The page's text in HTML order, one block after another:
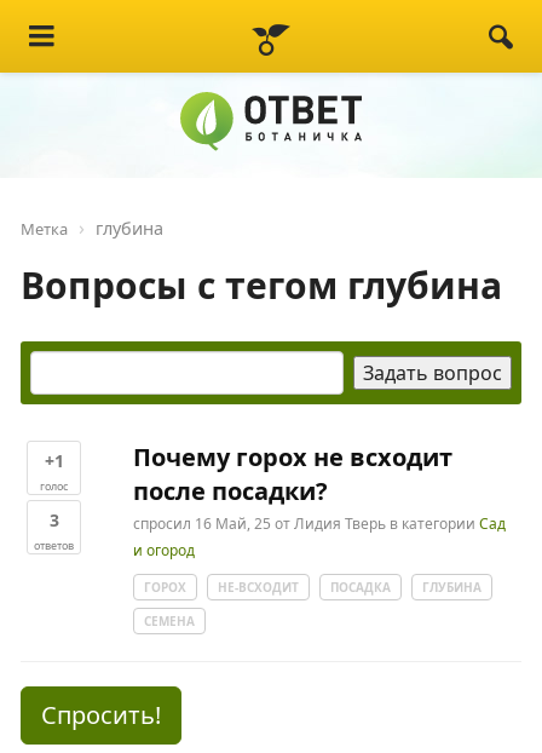
Метка глубина
Вопросы с тегом глубина
+1
голос
3
ответов
Почему горох не всходит
после посадки?
спросил 16 Май, 25 отЛидия Тверь в категорииСад
и огород
ГОРОХ НЕ-ВСХОДИТ ПОСАДКА
ГЛУБИНА
СЕМЕНА
Спросить!